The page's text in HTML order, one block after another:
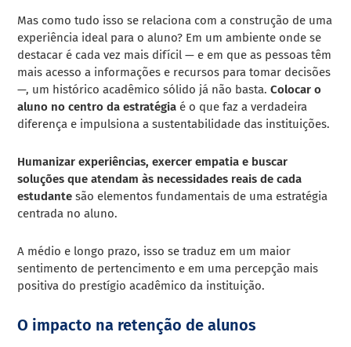
Mas como tudo isso se relaciona com a construção de uma
experiência ideal para o aluno? Em um ambiente onde se
destacar é cada vez mais difícil — e em que as pessoas têm
mais acesso a informações e recursos para tomar decisões
—, um histórico acadêmico sólido já não basta.Colocar o
aluno no centro da estratégia é o que faz a verdadeira
diferença e impulsiona a sustentabilidade das instituições.
Humanizar experiências, exercer empatia e buscar
soluções que atendam às necessidades reais de cada
estudante são elementos fundamentais de uma estratégia
centrada no aluno.
A médio e longo prazo, isso se traduz em um maior
sentimento de pertencimento e em uma percepção mais
positiva do prestígio acadêmico da instituição.
O impacto na retenção de alunos